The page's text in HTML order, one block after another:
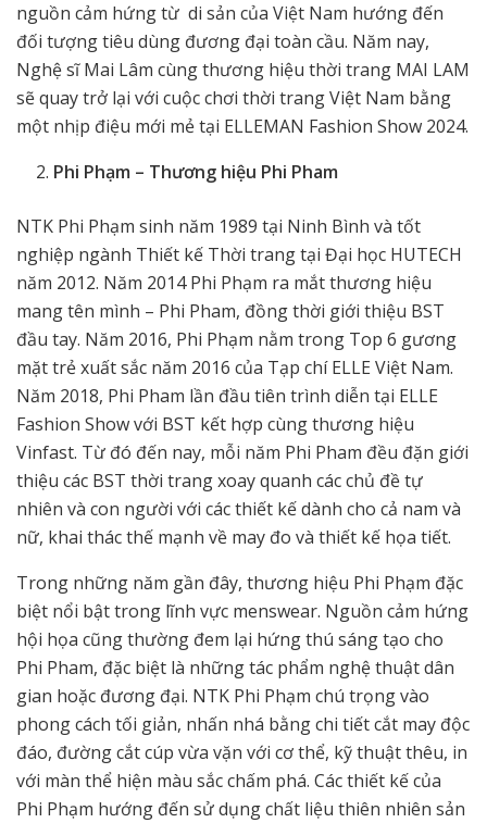
nguồn cảm hứng từ di sản của Việt Nam hướng đến
đối tượng tiêu dùng đương đại toàn cầu. Năm nay,
Nghệ sĩ Mai Lâm cùng thương hiệu thời trang MAI LAM
sẽ quay trở lại với cuộc chơi thời trang Việt Nam bằng
một nhịp điệu mới mẻ tại ELLEMAN Fashion Show 2024.
Phi Phạm – Thương hiệu Phi Pham
NTK Phi Phạm sinh năm 1989 tại Ninh Bình và tốt
nghiệp ngành Thiết kế Thời trang tại Đại học HUTECH
năm 2012. Năm 2014 Phi Phạm ra mắt thương hiệu
mang tên mình – Phi Pham, đồng thời giới thiệu BST
đầu tay. Năm 2016, Phi Phạm nằm trong Top 6 gương
mặt trẻ xuất sắc năm 2016 của Tạp chí ELLE Việt Nam.
Năm 2018, Phi Pham lần đầu tiên trình diễn tại ELLE
Fashion Show với BST kết hợp cùng thương hiệu
Vinfast. Từ đó đến nay, mỗi năm Phi Pham đều đặn giới
thiệu các BST thời trang xoay quanh các chủ đề tự
nhiên và con người với các thiết kế dành cho cả nam và
nữ, khai thác thế mạnh về may đo và thiết kế họa tiết.
Trong những năm gần đây, thương hiệu Phi Phạm đặc
biệt nổi bật trong lĩnh vực menswear. Nguồn cảm hứng
hội họa cũng thường đem lại hứng thú sáng tạo cho
Phi Pham, đặc biệt là những tác phẩm nghệ thuật dân
gian hoặc đương đại. NTK Phi Phạm chú trọng vào
phong cách tối giản, nhấn nhá bằng chi tiết cắt may độc
đáo, đường cắt cúp vừa vặn với cơ thể, kỹ thuật thêu, in
với màn thể hiện màu sắc chấm phá. Các thiết kế của
Phi Phạm hướng đến sử dụng chất liệu thiên nhiên sản